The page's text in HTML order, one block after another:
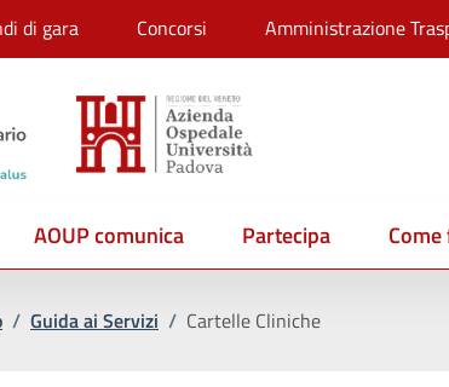
di gara Concorsi Amministrazione
AOUP comunica Partecipa
/ Guida ai Servizi / Cartelle Cliniche